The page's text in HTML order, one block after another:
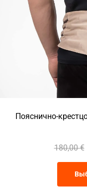
Пояснично-
180,00€